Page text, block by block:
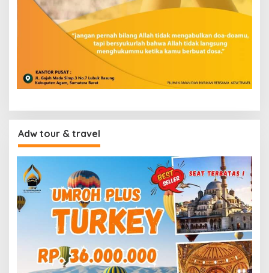
Adw tour & travel